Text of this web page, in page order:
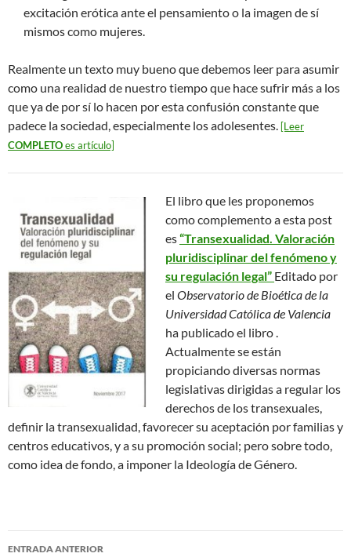
excitación erótica ante el pensamiento o la imagen de sí
mismos como mujeres.
Realmente un texto muy bueno que debemos leer para asumir
como una realidad de nuestro tiempo que hace sufrir más a los
que ya de por sí lo hacen por esta confusión constante que
padece la sociedad, especialmente los adolesentes. [Leer
COMPLETOes artículo]
El libro que les proponemos
como complemento a esta post
es“Transexualidad. Valoración
pluridisciplinar del fenómeno y
su regulación legal” Editado por
el Observatorio de Bioética de la
Universidad Católica de Valencia
ha publicado el libro .
Actualmente se están
propiciando diversas normas
legislativas dirigidas a regular los
derechos de los transexuales,
definir la transexualidad, favorecer su aceptación por familias y
centros educativos, y a su promoción social; pero sobre todo,
como idea de fondo, a imponer la Ideología de Género.
Navegación
ENTRADA ANTERIOR